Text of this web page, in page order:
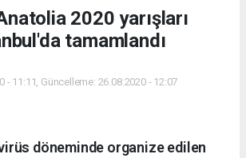
2020 yarışları
tamamlandı
- 11:11, Güncelleme: 26.08.2020 - 12:07
döneminde organize edilen